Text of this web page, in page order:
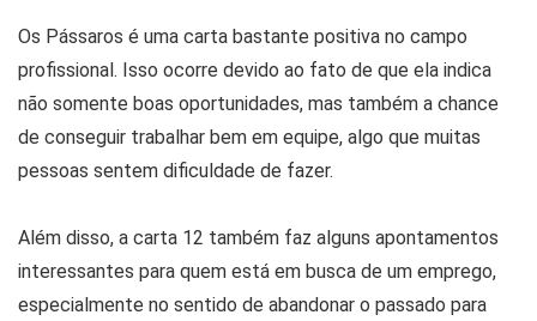
Os Pássaros é uma carta bastante positiva no campo
profissional. Isso ocorre devido ao fato de que ela indica
não somente boas oportunidades, mas também a chance
de conseguir trabalhar bem em equipe, algo que muitas
pessoas sentem dificuldade de fazer.
Além disso, a carta 12 também faz alguns apontamentos
interessantes para quem está em busca de um emprego,
especialmente no sentido de abandonar o passado para